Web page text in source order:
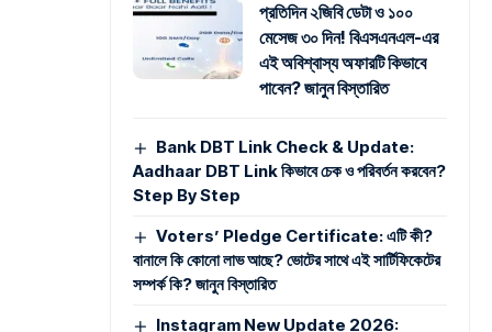
প্রতিদিন ২জিবি ডেটা ও ১০০
মেসেজ ৩০ দিন! বিএসএনএল-এর
এই অবিশ্বাস্য অফারটি কিভাবে
পাবেন? জানুন বিস্তারিত
Bank DBT Link Check & Update:
Aadhaar DBT Link কিভাবে চেক ও পরিবর্তন করবেন?
Step By Step
Voters’ Pledge Certificate: এটি কী?
বানালে কি কোনো লাভ আছে? ভোটের সাথে এই সার্টিফিকেটের
সম্পর্ক কি? জানুন বিস্তারিত
Instagram New Update 2026: